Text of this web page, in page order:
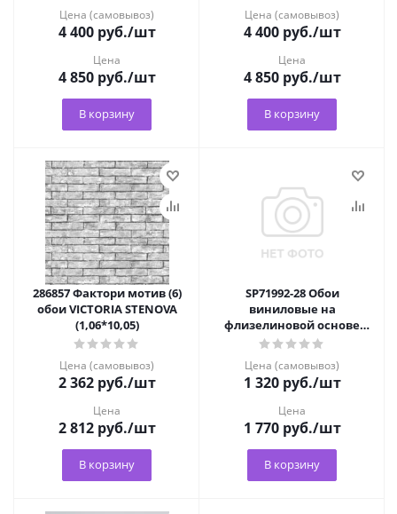
Цена (самовывоз)
4 400руб./шт
Цена
4 850руб./шт
В корзину
Цена (самовывоз)
4 400руб./шт
Цена
4 850руб./шт
В корзину
286857 Фактори мотив (6)
обои VICTORIA STENOVA
(1,06*10,05)
Цена (самовывоз)
2 362руб./шт
Цена
2 812руб./шт
В корзину
SP71992-28 Обои
виниловые на
флизелиновой основе
УЦЕНКА
Цена (самовывоз)
1 320руб./шт
Цена
1 770руб./шт
В корзину